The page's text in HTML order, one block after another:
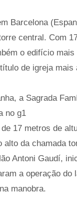
Barcelona
central. Com
o edifício mais
de igreja
a Sagrada
no g1
17 metros de
alto da chamada
Antoni Gaudí,
a operação
manobra.